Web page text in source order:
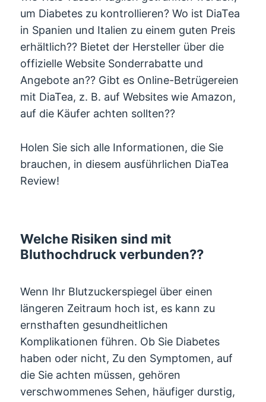
um Diabetes zu kontrollieren? Wo ist DiaTea
in Spanien und Italien zu einem guten Preis
erhältlich?? Bietet der Hersteller über die
offizielle Website Sonderrabatte und
Angebote an?? Gibt es Online-Betrügereien
mit DiaTea, z. B. auf Websites wie Amazon,
auf die Käufer achten sollten??
Holen Sie sich alle Informationen, die Sie
brauchen, in diesem ausführlichen DiaTea
Review!
Welche Risiken sind mit
Bluthochdruck verbunden??
Wenn Ihr Blutzuckerspiegel über einen
längeren Zeitraum hoch ist, es kann zu
ernsthaften gesundheitlichen
Komplikationen führen. Ob Sie Diabetes
haben oder nicht, Zu den Symptomen, auf
die Sie achten müssen, gehören
verschwommenes Sehen, häufiger durstig,